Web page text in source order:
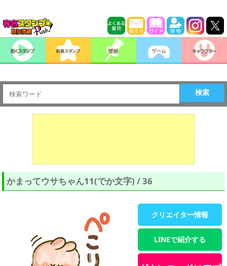
検索
かまってウサちゃん11(でか文字) / 36
クリエイター情報
LINEで紹介する